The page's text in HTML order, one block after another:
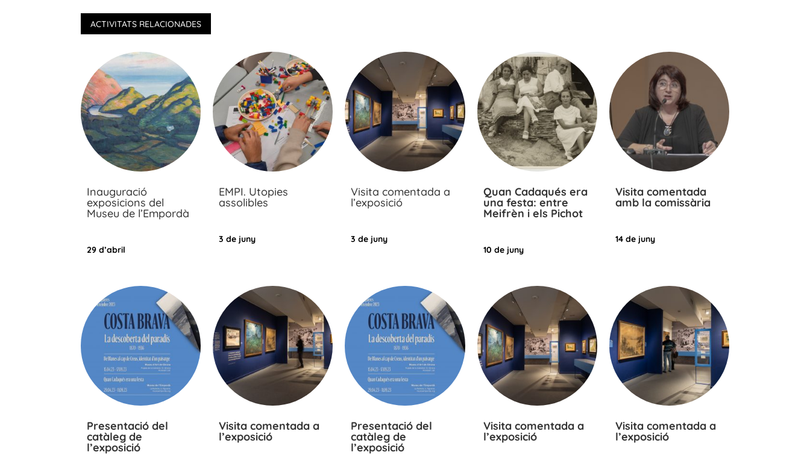
ACTIVITATS RELACIONADES
Inauguració
exposicions del
Museu de l’Empordà
29 d’abril
EMPI. Utopies
assolibles
3 de juny
Visita comentada a
l’exposició
3 de juny
Quan Cadaqués era
una festa: entre
Meifrèn i els Pichot
10 de juny
Visita comentada
amb la comissària
14 de juny
Presentació del
catàleg de
l’exposició
Visita comentada a
l’exposició
Presentació del
catàleg de
l’exposició
Visita comentada a
l’exposició
Visita comentada a
l’exposició